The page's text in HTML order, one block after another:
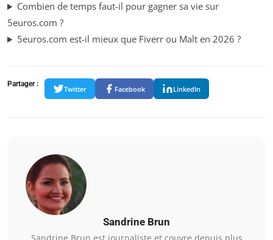
Combien de temps faut-il pour gagner sa vie sur
5euros.com ?
5euros.com est-il mieux que Fiverr ou Malt en 2026 ?
Partager :
Twitter Facebook LinkedIn
Sandrine Brun